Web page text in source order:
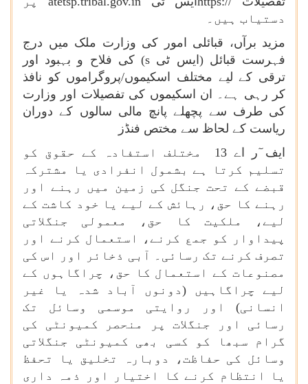
دستیاب ہیں۔
مزید برآں، قبائلی امور کی وزارت ملک میں درج
فہرست قبائل (ایس ٹی s) کی فلاح و بہبود اور
ترقی کے لیے مختلف اسکیموں/پروگراموں کو نافذ
کر رہی ہے۔ ان اسکیموں کی تفصیلات اور وزارت
کی طرف سے پچھلے پانچ مالی سالوں کے دوران
ریاست کے لحاظ سے مختص فنڈز
ایف ٓر اے 13
مختلف استفادہ کے حقوق کو
تسلیم کرتا ہے بشمول انفرادی یا مشترکہ
قبضے کے تحت جنگل کی زمین میں رہنے اور
رہنے کا حق، رہائش کے لیے یا خود کاشت کے
لیے، ملکیت کا حق، معمولی جنگلاتی
پیداوار کو جمع کرنے، استعمال کرنے اور
تصرف کرنے تک رسائی۔ آبی ذخائر اور اس کی
مصنوعات کے استعمال کا حق، چراگاہوں کے
لیے چراگاہیں (دونوں آباد شدہ یا غیر
انسانی) اور روایتی موسمی وسائل تک
رسائی اور جنگلات پر منحصر کمیونٹی کی
گرام سبھا کو کسی بھی کمیونٹی جنگلاتی
وسائل کی حفاظت، دوبارہ تخلیق یا تحفظ
یا انتظام کرنے کا اختیار اور ذمہ داری